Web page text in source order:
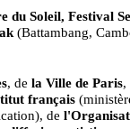
du Soleil, Festival
(Battambang,
, de la Ville de Paris,
français
de